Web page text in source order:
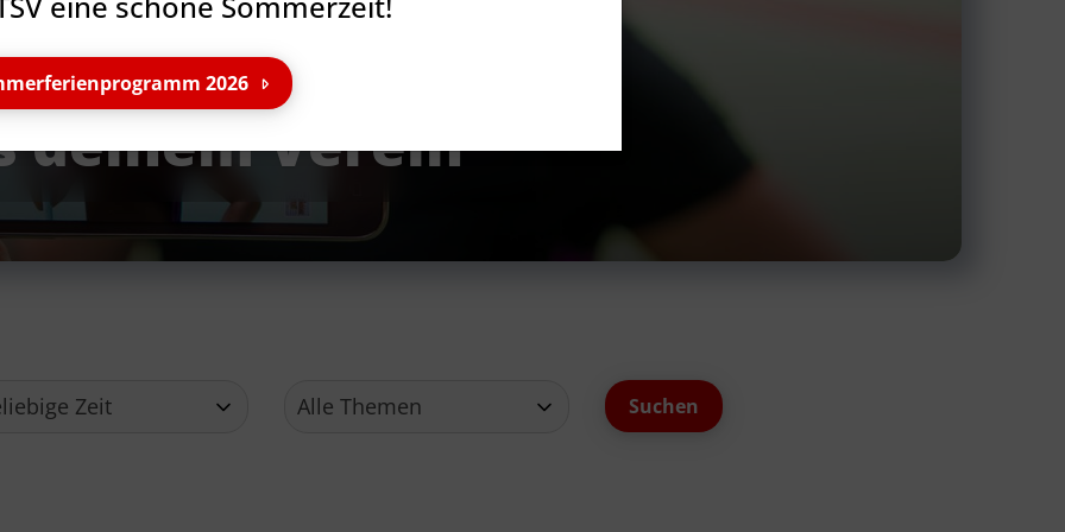
deinem Verein
2026